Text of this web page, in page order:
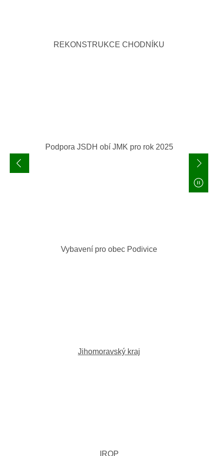
REKONSTRUKCE CHODNÍKU
Podpora JSDH obí JMK pro rok 2025
Vybavení pro obec Podivice
Jihomoravský kraj
IROP